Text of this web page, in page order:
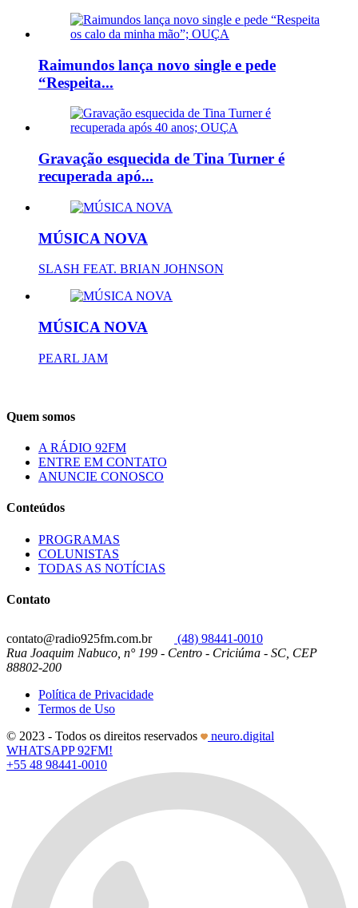
Raimundos lança novo single e pede
“Respeita...
Gravação esquecida de Tina Turner é
recuperada apó...
MÚSICA NOVA
SLASH FEAT. BRIAN JOHNSON
MÚSICA NOVA
PEARL JAM
Quem somos
A RÁDIO 92FM
ENTRE EM CONTATO
ANUNCIE CONOSCO
Conteúdos
PROGRAMAS
COLUNISTAS
TODAS AS NOTÍCIAS
Contato
contato@radio925fm.com.br
(48) 98441-0010
Rua Joaquim Nabuco, n° 199 - Centro - Criciúma - SC, CEP
88802-200
Política de Privacidade
Termos de Uso
© 2023 - Todos os direitos reservados
neuro.digital
WHATSAPP 92FM!
+55 48 98441-0010